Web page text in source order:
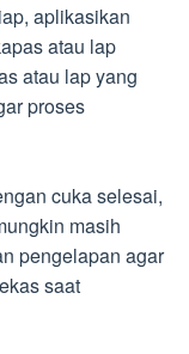
aplikasikan
atau lap
atau lap yang
proses
cuka selesai,
masih
pengelapan agar
saat